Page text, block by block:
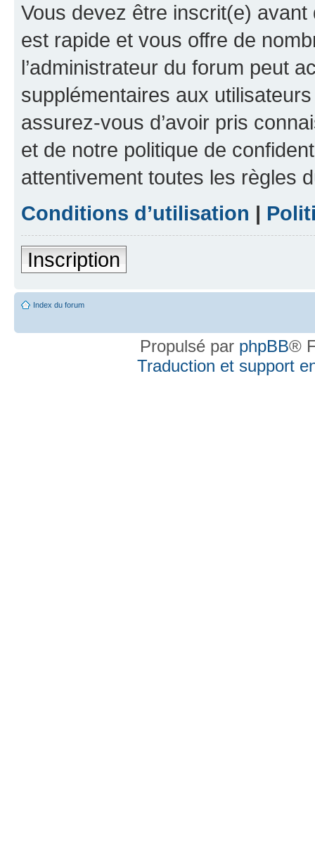
Vous devez être inscrit(e) avant
est rapide et vous offre de
l’administrateur du forum peut
supplémentaires aux
assurez-vous d’avoir pris
et de notre politique de
attentivement toutes les règles
Conditions d’utilisation |
Inscription
Index du forum
Propulsé par phpBB®
Traduction et support